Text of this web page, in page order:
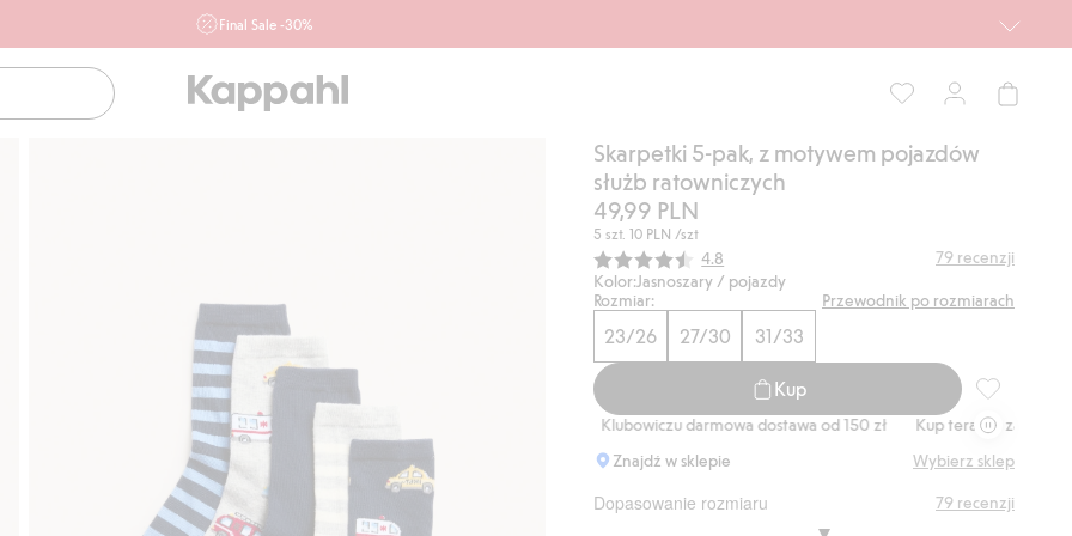
Final Sale -30%
ofertę, również z działu outlet do 10.8 w sklepach Kappahl i
Newbie oraz na kappahl.com. Ofert nie łączymy
Skarpetki 5-pak, z motywem pojazdów
służb ratowniczych
49,99 PLN
5 szt.10 PLN /szt
Średnia ocena:
4.8 79 recenzji
Kolor:Jasnoszary / pojazdy
Rozmiar:
Przewodnik po rozmiarach
23/26 27/30 31/33
Kup
Skarpetki
Klubowiczu darmowa dostawa od 150 zł
Kup teraz, a zapłać
Znajdź w sklepie
Wybierz sklep
Dopasowanie rozmiaru 79 recenzji